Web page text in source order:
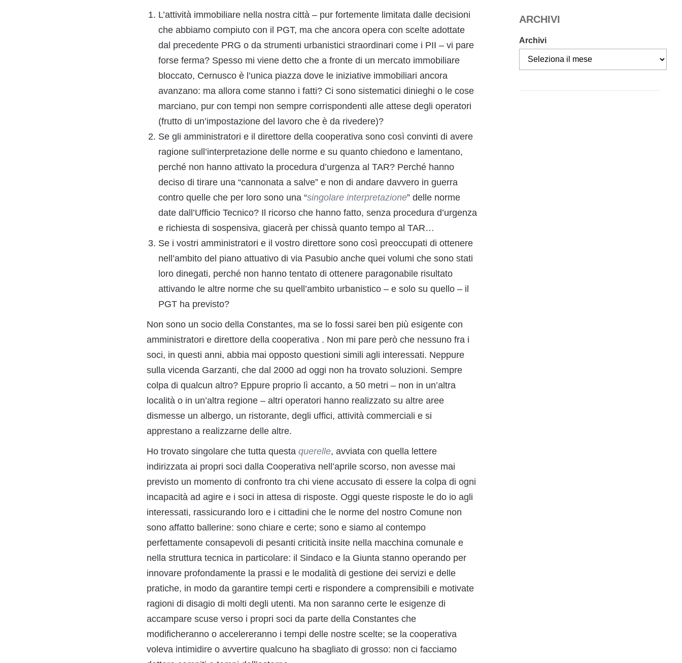
L’attività immobiliare nella nostra città – pur fortemente limitata dalle decisioni
che abbiamo compiuto con il PGT, ma che ancora opera con scelte adottate
dal precedente PRG o da strumenti urbanistici straordinari come i PII – vi pare
forse ferma? Spesso mi viene detto che a fronte di un mercato immobiliare
bloccato, Cernusco è l’unica piazza dove le iniziative immobiliari ancora
avanzano: ma allora come stanno i fatti? Ci sono sistematici dinieghi o le cose
marciano, pur con tempi non sempre corrispondenti alle attese degli operatori
(frutto di un’impostazione del lavoro che è da rivedere)?
Se gli amministratori e il direttore della cooperativa sono così convinti di avere
ragione sull’interpretazione delle norme e su quanto chiedono e lamentano,
perché non hanno attivato la procedura d’urgenza al TAR? Perché hanno
deciso di tirare una “cannonata a salve” e non di andare davvero in guerra
contro quelle che per loro sono una “singolare interpretazione” delle norme
date dall’Ufficio Tecnico? Il ricorso che hanno fatto, senza procedura d’urgenza
e richiesta di sospensiva, giacerà per chissà quanto tempo al TAR…
Se i vostri amministratori e il vostro direttore sono così preoccupati di ottenere
nell’ambito del piano attuativo di via Pasubio anche quei volumi che sono stati
loro dinegati, perché non hanno tentato di ottenere paragonabile risultato
attivando le altre norme che su quell’ambito urbanistico – e solo su quello – il
PGT ha previsto?
Non sono un socio della Constantes, ma se lo fossi sarei ben più esigente con
amministratori e direttore della cooperativa . Non mi pare però che nessuno fra i
soci, in questi anni, abbia mai opposto questioni simili agli interessati. Neppure
sulla vicenda Garzanti, che dal 2000 ad oggi non ha trovato soluzioni. Sempre
colpa di qualcun altro? Eppure proprio lì accanto, a 50 metri – non in un’altra
località o in un’altra regione – altri operatori hanno realizzato su altre aree
dismesse un albergo, un ristorante, degli uffici, attività commerciali e si
apprestano a realizzarne delle altre.
Ho trovato singolare che tutta questa querelle, avviata con quella lettere
indirizzata ai propri soci dalla Cooperativa nell’aprile scorso, non avesse mai
previsto un momento di confronto tra chi viene accusato di essere la colpa di ogni
incapacità ad agire e i soci in attesa di risposte. Oggi queste risposte le do io agli
interessati, rassicurando loro e i cittadini che le norme del nostro Comune non
sono affatto ballerine: sono chiare e certe; sono e siamo al contempo
perfettamente consapevoli di pesanti criticità insite nella macchina comunale e
nella struttura tecnica in particolare: il Sindaco e la Giunta stanno operando per
innovare profondamente la prassi e le modalità di gestione dei servizi e delle
pratiche, in modo da garantire tempi certi e rispondere a comprensibili e motivate
ragioni di disagio di molti degli utenti. Ma non saranno certe le esigenze di
accampare scuse verso i propri soci da parte della Constantes che
modificheranno o accelereranno i tempi delle nostre scelte; se la cooperativa
voleva intimidire o avvertire qualcuno ha sbagliato di grosso: non ci facciamo
ARCHIVI
Archivi